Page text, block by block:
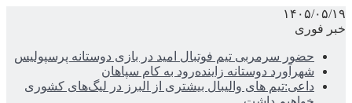
۱۴۰۵/۰۵/۱۹
خبر فوری
حضور سرمربی تیم فوتبال امید در بازی دوستانه پرسپولیس
شهرآورد دوستانه زاینده‌رود به کام سپاهان
داعی:تیم های والیبال بیشتری از البرز در لیگ‌های کشوری